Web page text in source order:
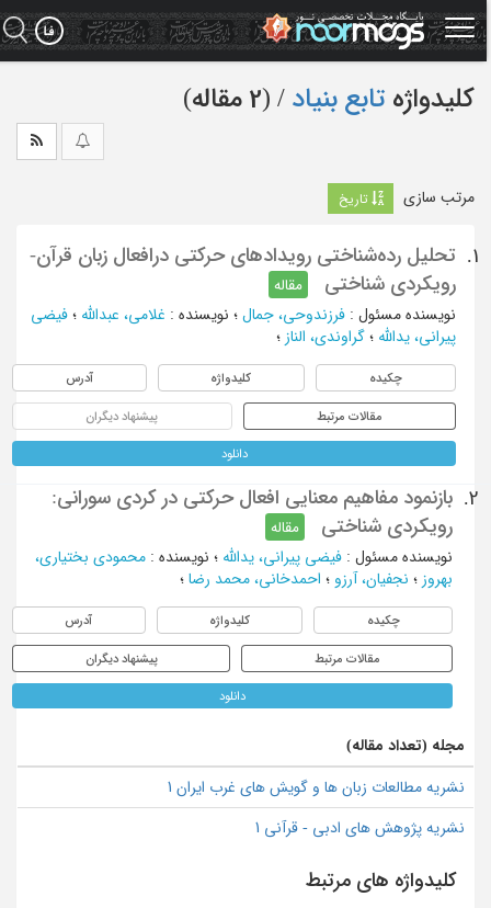
کلیدواژه تابع­ بنیاد ‏/ (2 مقاله)
مرتب سازی تاریخ
1.
تحلیل رده‌شناختی رویدادهای حرکتی درافعال زبان قرآن-
رویکردی شناختی
مقاله
نویسنده مسئول : فرزندوحی، جمال ؛ نویسنده: غلامی، عبدالله؛ فیضی
پیرانی، یدالله؛ گراوندی، الناز؛
چکیده کلیدواژه آدرس
مقالات مرتبط پیشنهاد دیگران
دانلود
2.
بازنمود مفاهیم معنایی افعال حرکتی در کردی سورانی:
رویکردی شناختی
مقاله
نویسنده مسئول : فیضی پیرانی، یدالله؛ نویسنده: محمودی بختیاری،
بهروز؛ نجفیان، آرزو؛ احمدخانی، محمد رضا؛
چکیده کلیدواژه آدرس
مقالات مرتبط پیشنهاد دیگران
دانلود
مجله (تعداد مقاله)
نشریه مطالعات زبان ها و گویش های غرب ایران 1
نشریه پژوهش های ادبی - قرآنی 1
کلیدواژه های مرتبط